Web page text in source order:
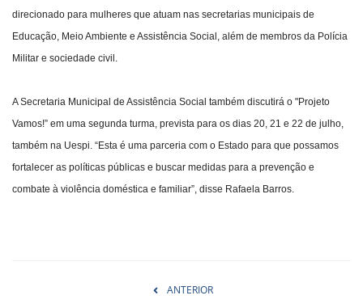
direcionado para mulheres que atuam nas secretarias municipais de
Educação, Meio Ambiente e Assistência Social, além de membros da Polícia
Militar e sociedade civil.
A Secretaria Municipal de Assistência Social também discutirá o "Projeto
Vamos!” em uma segunda turma, prevista para os dias 20, 21 e 22 de julho,
também na Uespi. “Esta é uma parceria com o Estado para que possamos
fortalecer as políticas públicas e buscar medidas para a prevenção e
combate à violência doméstica e familiar”, disse Rafaela Barros.
ANTERIOR